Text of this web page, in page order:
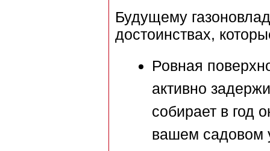
Будущему
достоинствах,
Ровная
активно
собирает в год
вашем садовом